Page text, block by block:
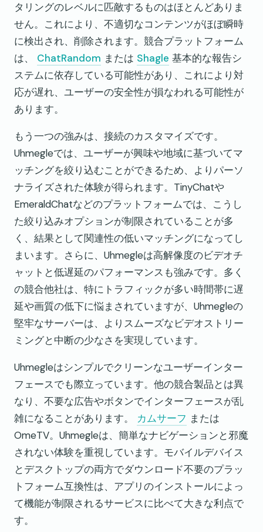
タリングのレベルに匹敵するものはほとんどありま
せん。これにより、不適切なコンテンツがほぼ瞬時
に検出され、削除されます。競合プラットフォーム
は、 ChatRandom または Shagle 基本的な報告シ
ステムに依存している可能性があり、これにより対
応が遅れ、ユーザーの安全性が損なわれる可能性が
あります。
もう一つの強みは、接続のカスタマイズです。
Uhmegleでは、ユーザーが興味や地域に基づいてマ
ッチングを絞り込むことができるため、よりパーソ
ナライズされた体験が得られます。TinyChatや
EmeraldChatなどのプラットフォームでは、こうし
た絞り込みオプションが制限されていることが多
く、結果として関連性の低いマッチングになってし
まいます。さらに、Uhmegleは高解像度のビデオチ
ャットと低遅延のパフォーマンスも強みです。多く
の競合他社は、特にトラフィックが多い時間帯に遅
延や画質の低下に悩まされていますが、Uhmegleの
堅牢なサーバーは、よりスムーズなビデオストリー
ミングと中断の少なさを実現しています。
Uhmegleはシンプルでクリーンなユーザーインター
フェースでも際立っています。他の競合製品とは異
なり、不要な広告やボタンでインターフェースが乱
雑になることがあります。 カムサーフ または
OmeTV。Uhmegleは、簡単なナビゲーションと邪魔
されない体験を重視しています。モバイルデバイス
とデスクトップの両方でダウンロード不要のプラッ
トフォーム互換性は、アプリのインストールによっ
て機能が制限されるサービスに比べて大きな利点で
す。